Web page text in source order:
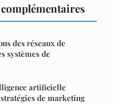
des réseaux de
systèmes de
artificielle
de marketing